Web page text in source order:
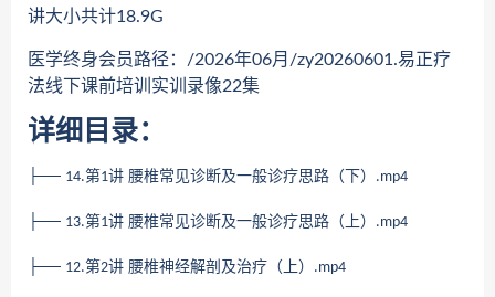
讲大小共计18.9G
医学终身会员路径：/2026年06月/zy20260601.易正疗
法线下课前培训实训录像22集
详细目录：
├── 14.第1讲 腰椎常见诊断及一般诊疗思路（下） .mp4
├── 13.第1讲 腰椎常见诊断及一般诊疗思路（上） .mp4
├── 12.第2讲 腰椎神经解剖及治疗（上） .mp4